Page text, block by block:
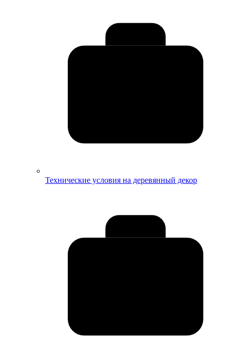
Технические условия на деревянный декор